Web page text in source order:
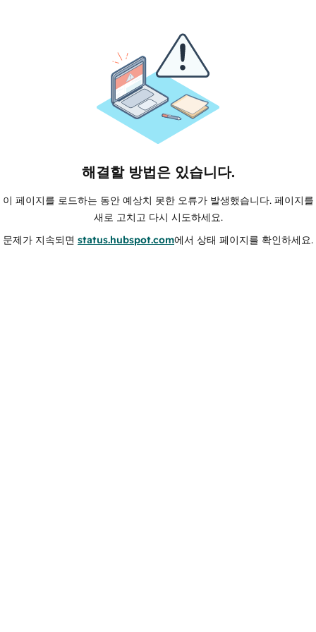
해결할 방법은 있습니다.
이 페이지를 로드하는 동안 예상치 못한 오류가 발생했습니다. 페이지를
새로 고치고 다시 시도하세요.
문제가 지속되면 status.hubspot.com에서 상태 페이지를 확인하세요.